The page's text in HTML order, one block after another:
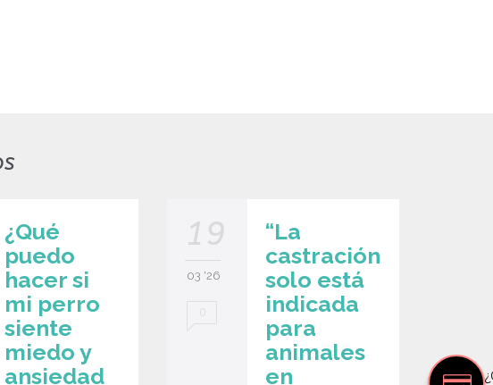
¿Qué
puedo
hacer si
mi perro
siente
miedo y
ansiedad
19
03 '26
0
“La
castración
solo está
indicada
para
animales
en